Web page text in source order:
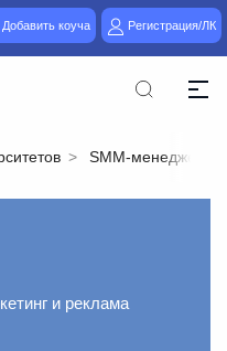
Добавить коуча Регистрация/ЛК
SMM-менеджер
и реклама